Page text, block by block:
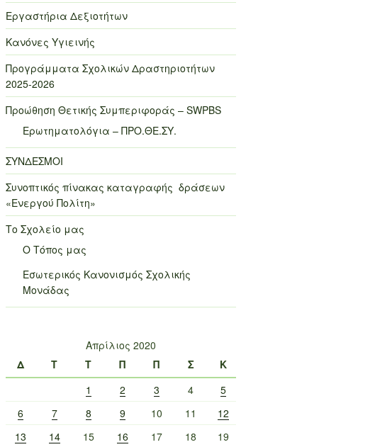
Εργαστήρια Δεξιοτήτων
Κανόνες Υγιεινής
Προγράμματα Σχολικών Δραστηριοτήτων
2025-2026
Προώθηση Θετικής Συμπεριφοράς – SWPBS
Ερωτηματολόγια – ΠΡΟ.ΘΕ.ΣΥ.
ΣΥΝΔΕΣΜΟΙ
Συνοπτικός πίνακας καταγραφής δράσεων
«Ενεργού Πολίτη»
Το Σχολείο μας
Ο Τόπος μας
Εσωτερικός Κανονισμός Σχολικής
Μονάδας
Απρίλιος 2020
Δ
Τ Τ Π Π Σ
Κ
1
2 3 4
5
6
7 8 9 10 11
12
13
14 15 16 17 18
19